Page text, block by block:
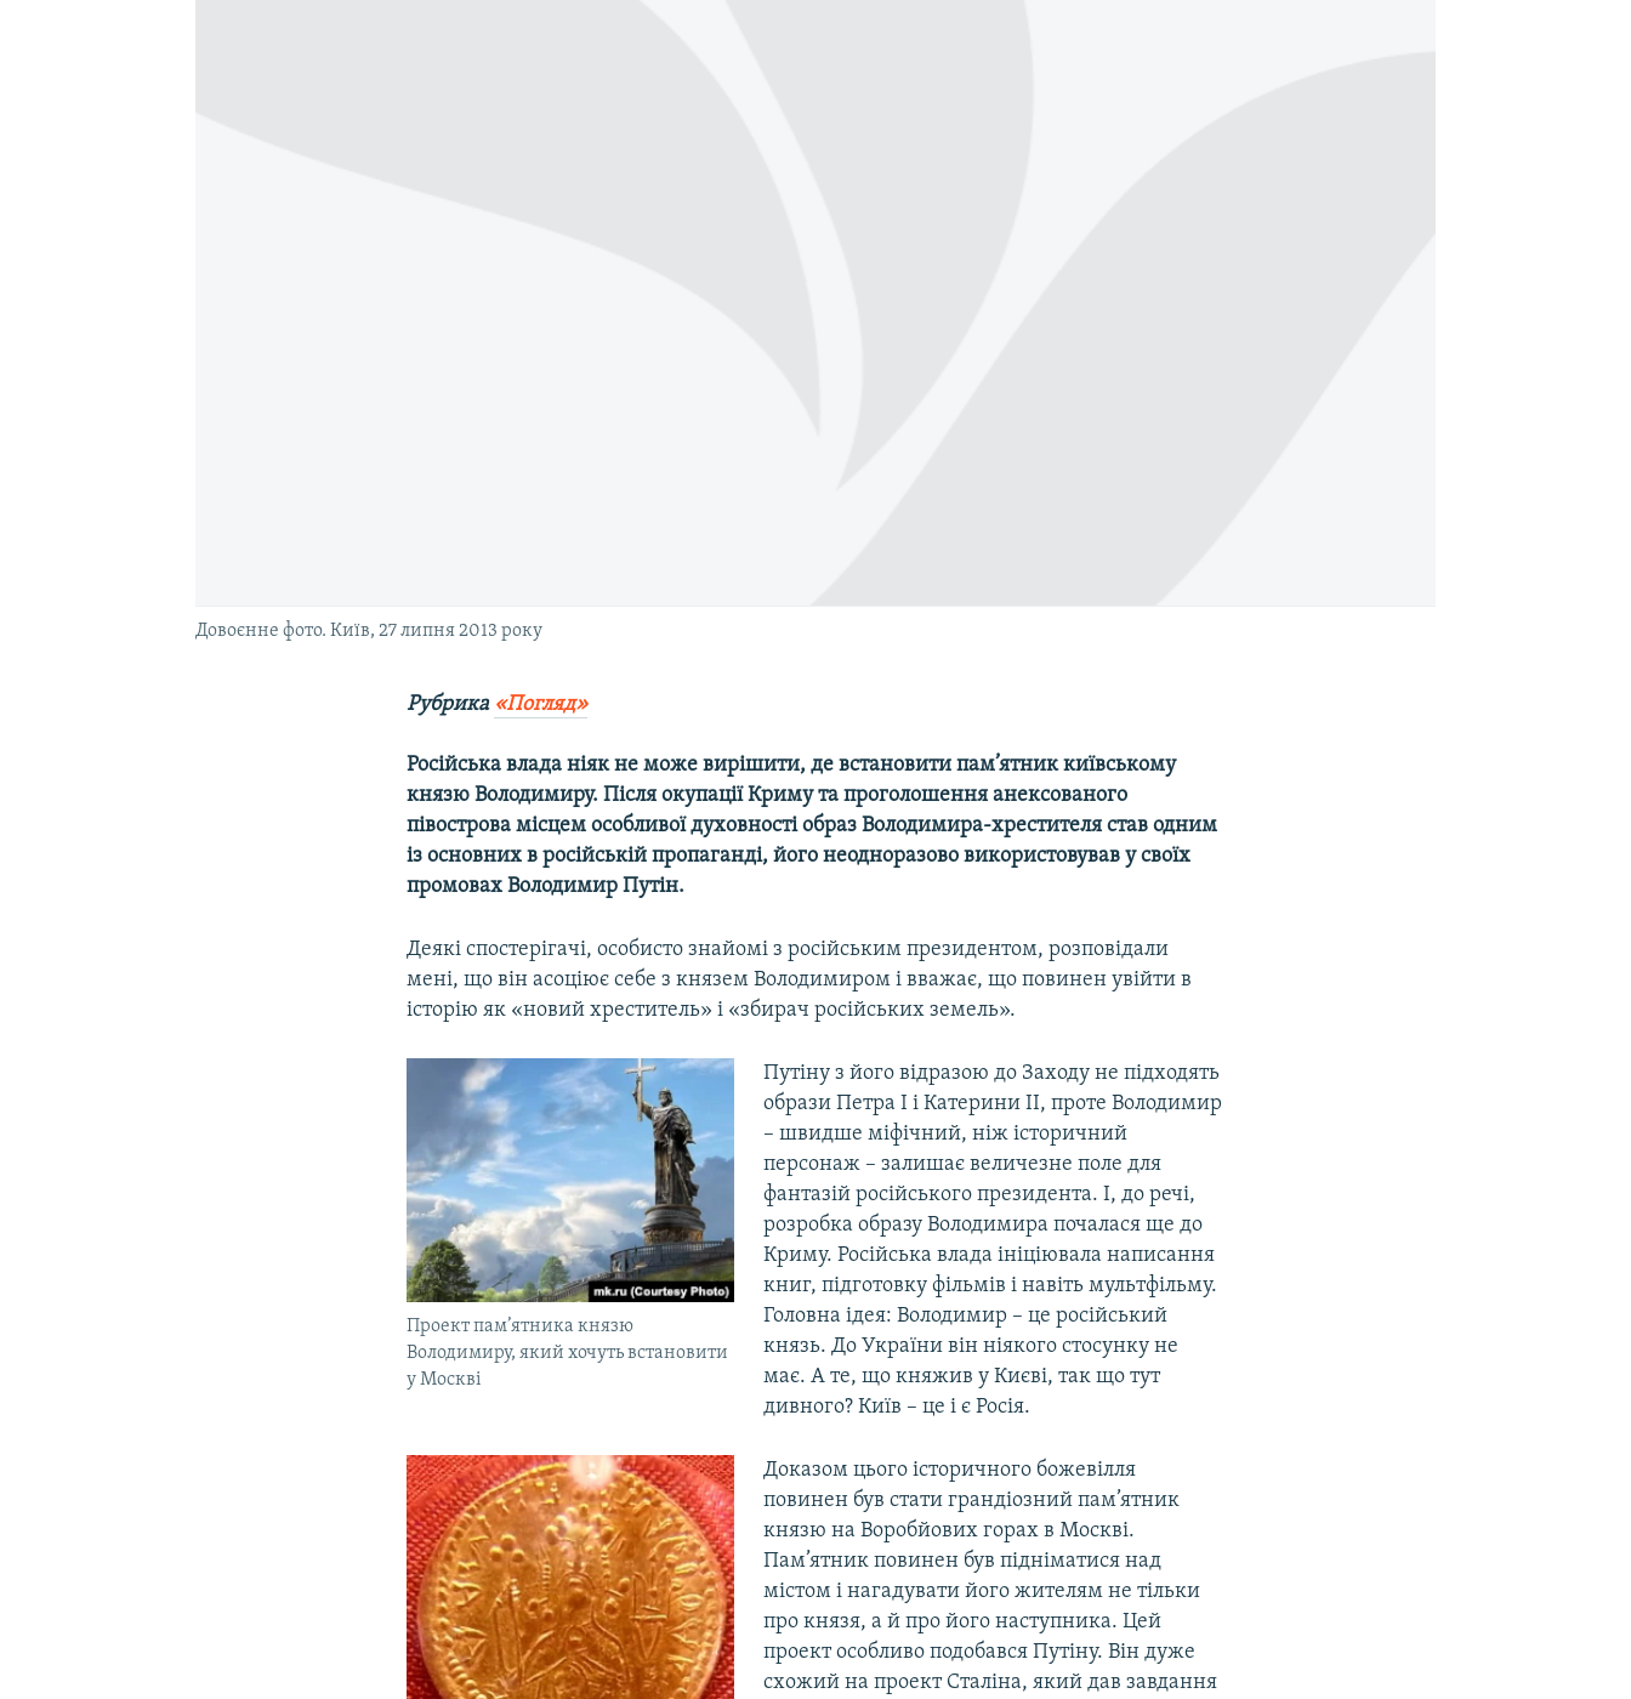
Довоєнне фото. Київ, 27 липня 2013 року
Рубрика «Погляд»​
Російська влада ніяк не може вирішити, де встановити пам’ятник київському
князю Володимиру. Після окупації Криму та проголошення анексованого
півострова місцем особливої духовності образ Володимира-хрестителя став одним
із основних в російській пропаганді, його неодноразово використовував у своїх
промовах Володимир Путін.
Деякі спостерігачі, особисто знайомі з російським президентом, розповідали
мені, що він асоціює себе з князем Володимиром і вважає, що повинен увійти в
історію як «новий хреститель» і «збирач російських земель».
Проект пам’ятника князю
Володимиру, який хочуть встановити
у Москві
Путіну з його відразою до Заходу не підходять
образи Петра І і Катерини ІІ, проте Володимир
– швидше міфічний, ніж історичний
персонаж – залишає величезне поле для
фантазій російського президента. І, до речі,
розробка образу Володимира почалася ще до
Криму. Російська влада ініціювала написання
книг, підготовку фільмів і навіть мультфільму.
Головна ідея: Володимир – це російський
князь. До України він ніякого стосунку не
має. А те, що княжив у Києві, так що тут
дивного? Київ – це і є Росія.
Доказом цього історичного божевілля
повинен був стати грандіозний пам’ятник
князю на Воробйових горах в Москві.
Пам’ятник повинен був підніматися над
містом і нагадувати його жителям не тільки
про князя, а й про його наступника. Цей
проект особливо подобався Путіну. Він дуже
схожий на проект Сталіна, який дав завдання